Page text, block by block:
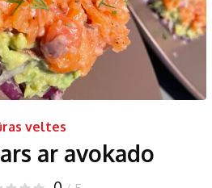
veltes
ar avokado